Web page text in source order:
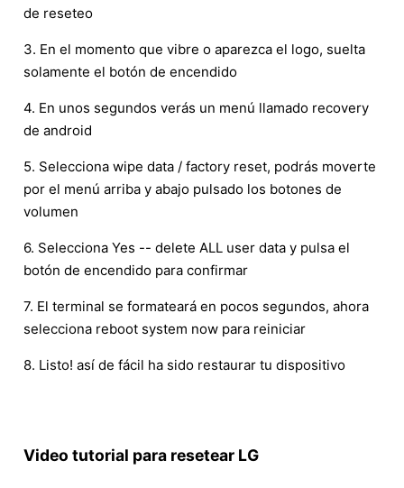
de reseteo
3. En el momento que vibre o aparezca el logo, suelta
solamente el botón de encendido
4. En unos segundos verás un menú llamado recovery
de android
5. Selecciona wipe data / factory reset, podrás moverte
por el menú arriba y abajo pulsado los botones de
volumen
6. Selecciona Yes -- delete ALL user data y pulsa el
botón de encendido para confirmar
7. El terminal se formateará en pocos segundos, ahora
selecciona reboot system now para reiniciar
8. Listo! así de fácil ha sido restaurar tu dispositivo
Video tutorial para resetear LG